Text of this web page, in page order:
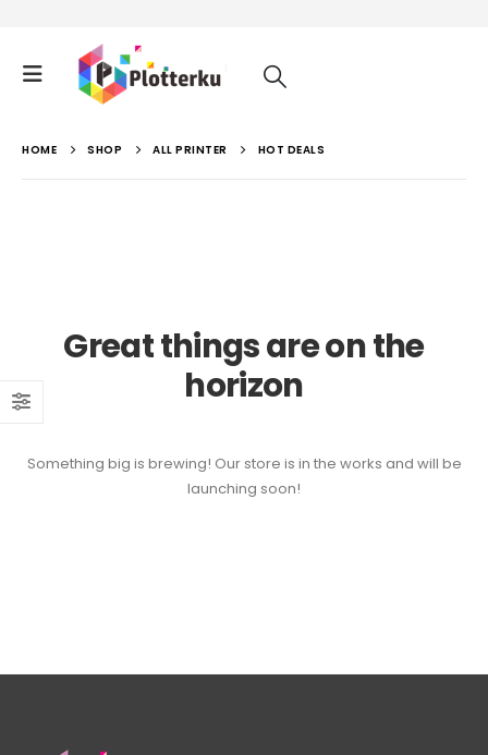
HOME SHOP ALL PRINTER HOT DEALS
Great things are on the
horizon
Something big is brewing! Our store is in the works and will be
launching soon!